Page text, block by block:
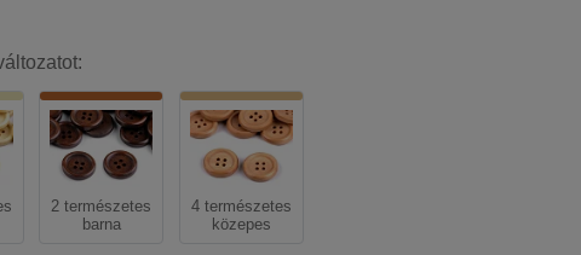
2 természetes
barna
4 természetes
közepes